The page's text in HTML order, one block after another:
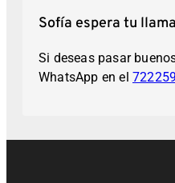
Sofía espera tu
Si deseas pasar
WhatsApp en el